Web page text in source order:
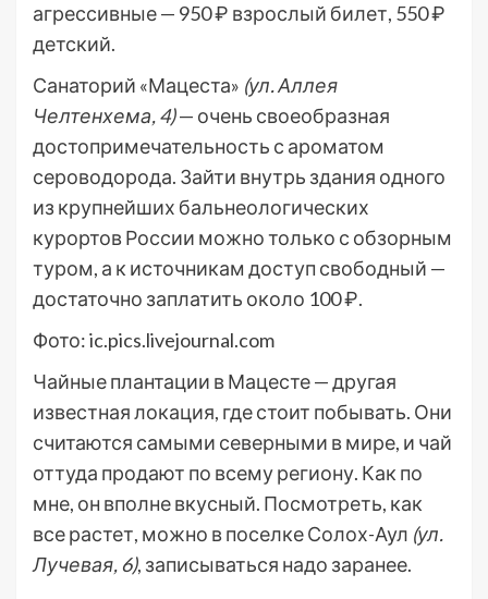
агрессивные — 950 ₽ взрослый билет, 550 ₽
детский.
Санаторий «Мацеста» (ул. Аллея
Челтенхема, 4)— очень своеобразная
достопримечательность с ароматом
сероводорода. Зайти внутрь здания одного
из крупнейших бальнеологических
курортов России можно только с обзорным
туром, а к источникам доступ свободный —
достаточно заплатить около 100 ₽.
Фото: ic.pics.livejournal.com
Чайные плантации в Мацесте — другая
известная локация, где стоит побывать. Они
считаются самыми северными в мире, и чай
оттуда продают по всему региону. Как по
мне, он вполне вкусный. Посмотреть, как
все растет, можно в поселке Солох-Аул (ул.
Лучевая, 6), записываться надо заранее.